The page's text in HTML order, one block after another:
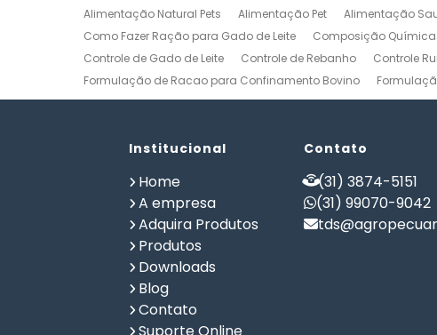
Alimentação Natural Pets
Alimentação Pet Alimentação
Como Fazer Ração para Gado de Leite
Composição Química
Controle de Gado de Leite
Controle de Rebanho Controle
Formulação de Racao para Confinamento Bovino
Formulação de Ração de Postura para Galinhas
Formulação
Formulação de Ração para Frango de Corte
Formulação de
Gerenciamento de Fazendas
Gerenciamento Rural Gestão
Planilha Formulação de Ração Vacas Leiteiras
Programa de
Software de Gestão de Propriedade Rural
Software de Ração
Software para Agricultura
Institucional
Home
A empresa
Adquira Produtos
Produtos
Downloads
Blog
Contato
Contato
(31) 3874-5151
(31) 99070-9042